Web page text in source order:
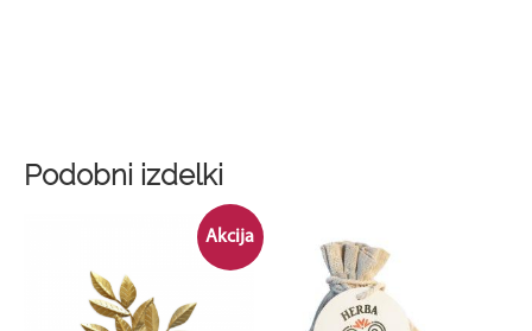
Podobni izdelki
Akcija
was:
€24.95.
Current
price
€14.95.
€7.00